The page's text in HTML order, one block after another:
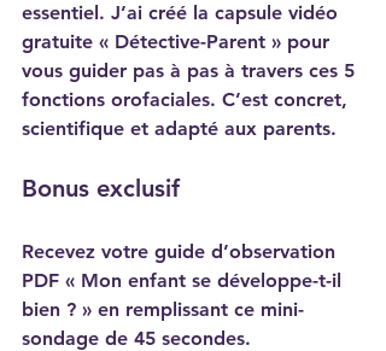
essentiel. J’ai créé la capsule vidéo
gratuite « Détective-Parent » pour
vous guider pas à pas à travers ces 5
fonctions orofaciales. C’est concret,
scientifique et adapté aux parents.
Bonus exclusif
Recevez votre guide d’observation
PDF « Mon enfant se développe-t-il
bien ? » en remplissant ce mini-
sondage de 45 secondes.